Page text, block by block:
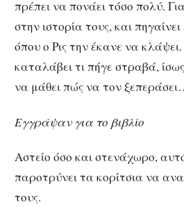
πρέπει να πονάει τόσο πολύ.
στην ιστορία τους, και
όπου ο Ρις την έκανε να
καταλάβει τι πήγε στραβά,
να μάθει πώς να τον
Εγγράψαν για το βιβλίο
Αστείο όσο και στενάχωρο,
παροτρύνει τα κορίτσια να
τους.